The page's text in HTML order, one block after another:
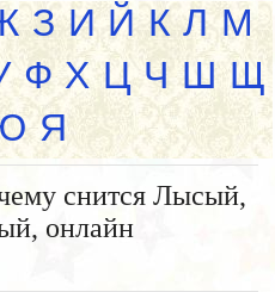
З И Й К Л М
Ф Х Ц Ч Ш Щ
Я
снится Лысый,
онлайн